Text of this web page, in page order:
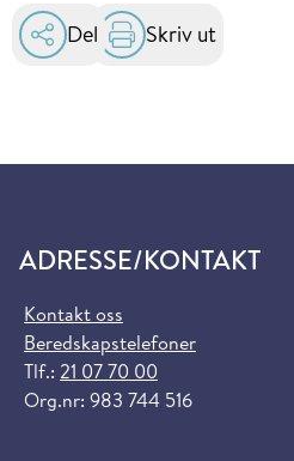
Del Skriv ut
ADRESSE/KONTAKT
Kontakt oss
Beredskapstelefoner
Tlf.: 21 07 70 00
Org.nr: 983 744 516